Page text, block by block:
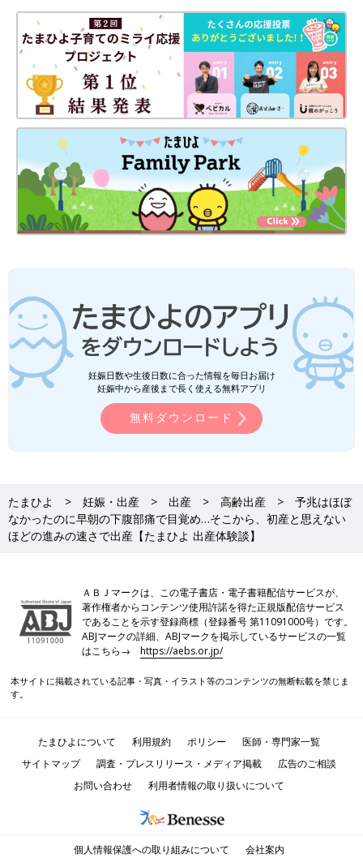
妊娠日数や生後日数に合った情報を毎日お届け
妊娠中から産後まで長く使える無料アプリ
無料ダウンロード
たまひよ 妊娠・出産 出産 高齢出産
予兆はほぼ
なかったのに早朝の下腹部痛で目覚め…そこから、初産と思えない
ほどの進みの速さで出産【たまひよ 出産体験談】
ＡＢＪマークは、この電子書店・電子書籍配信サービスが、
著作権者からコンテンツ使用許諾を得た正規版配信サービス
であることを示す登録商標（登録番号 第11091000号）です。
ABJマークの詳細、ABJマークを掲示しているサービスの一覧
はこちら→https://aebs.or.jp/
本サイトに掲載されている記事・写真・イラスト等のコンテンツの無断転載を禁じま
す。
たまひよについて 利用規約 ポリシー
医師・専門家一覧
サイトマップ
調査・プレスリリース・メディア掲載
広告のご相談
お問い合わせ
利用者情報の取り扱いについて
個人情報保護への取り組みについて 会社案内